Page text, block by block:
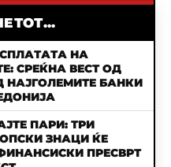
НА
СРЕЌНА ВЕСТ ОД
НАЈГОЛЕМИТЕ БАНКИ
ПАРИ: ТРИ
ЗНАЦИ ЌЕ
ПРЕСВРТ